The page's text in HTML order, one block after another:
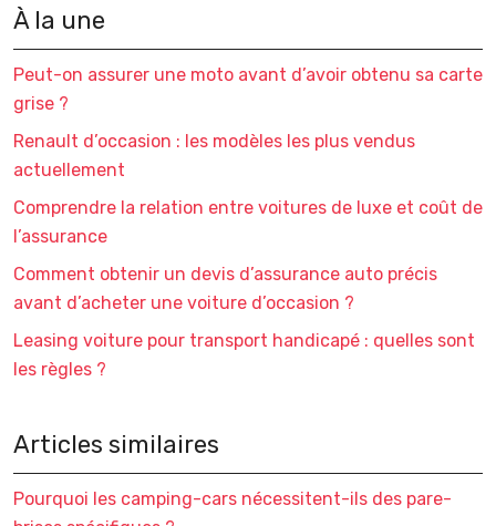
À la une
Peut-on assurer une moto avant d’avoir obtenu sa carte
grise ?
Renault d’occasion : les modèles les plus vendus
actuellement
Comprendre la relation entre voitures de luxe et coût de
l’assurance
Comment obtenir un devis d’assurance auto précis
avant d’acheter une voiture d’occasion ?
Leasing voiture pour transport handicapé : quelles sont
les règles ?
Articles similaires
Pourquoi les camping-cars nécessitent-ils des pare-